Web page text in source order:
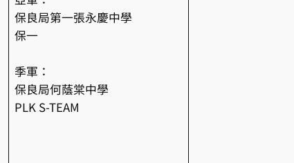
保良局第一張永慶中學
保一
季軍：
保良局何蔭棠中學
PLK S-TEAM